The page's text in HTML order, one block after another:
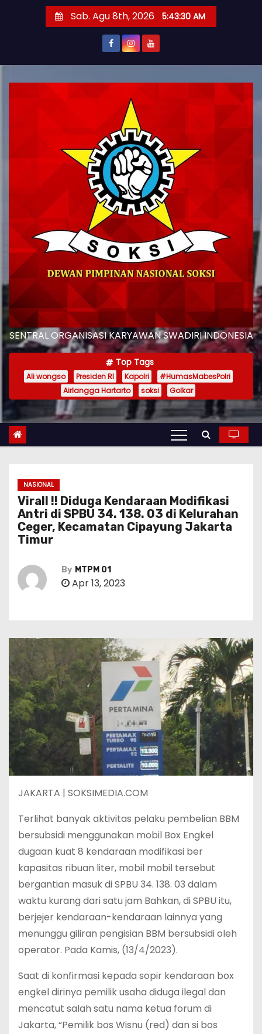
Sab. Agu 8th, 2026 5:43:31 AM
SENTRAL ORGANISASI KARYAWAN SWADIRI INDONESIA
Top Tags
Ali wongso Presiden RI Kapolri
#HumasMabesPolri
Airlangga Hartarto
soksi Golkar
NASIONAL
Virall !! Diduga Kendaraan Modifikasi
Antri di SPBU 34. 138. 03 di Kelurahan
Ceger, Kecamatan Cipayung Jakarta
Timur
By MTPM 01
Apr 13, 2023
JAKARTA | SOKSIMEDIA.COM
Terlihat banyak aktivitas pelaku pembelian BBM
bersubsidi menggunakan mobil Box Engkel
dugaan kuat 8 kendaraan modifikasi ber
kapasitas ribuan liter, mobil mobil tersebut
bergantian masuk di SPBU 34. 138. 03 dalam
waktu kurang dari satu jam Bahkan, di SPBU itu,
berjejer kendaraan-kendaraan lainnya yang
menunggu giliran pengisian BBM bersubsidi oleh
operator. Pada Kamis, (13/4/2023).
Saat di konfirmasi kepada sopir kendaraan box
engkel dirinya pemilik usaha diduga ilegal dan
mencatut salah satu nama ketua forum di
Jakarta, “Pemilik bos Wisnu (red) dan si bos